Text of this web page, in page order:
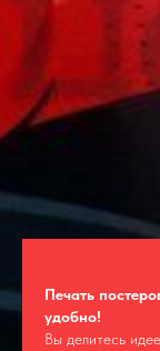
Печать
удобно!
Вы делитесь